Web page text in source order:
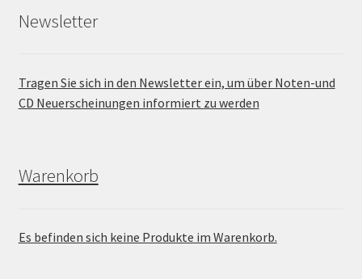
Newsletter
Tragen Sie sich in den Newsletter ein, um über Noten-und
CD Neuerscheinungen informiert zu werden
Warenkorb
Es befinden sich keine Produkte im Warenkorb.